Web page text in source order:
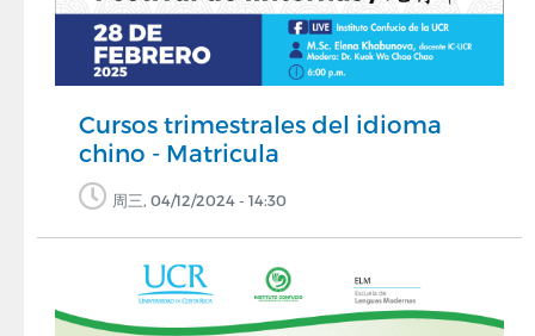
Cursos trimestrales del idioma
chino - Matricula
周三, 04/12/2024 - 14:30